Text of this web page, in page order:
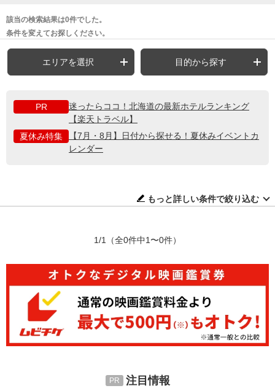
該当の検索結果は0件でした。
条件を変えてお探しください。
エリアを選択 目的から探す
PR
迷ったらココ！北海道の最新ホテルランキング
【楽天トラベル】
夏休み特集
【7月・8月】日付から探せる！夏休みイベントカ
レンダー
もっと詳しい条件で絞り込む
1/1 （全0件中1〜0件）
注目情報